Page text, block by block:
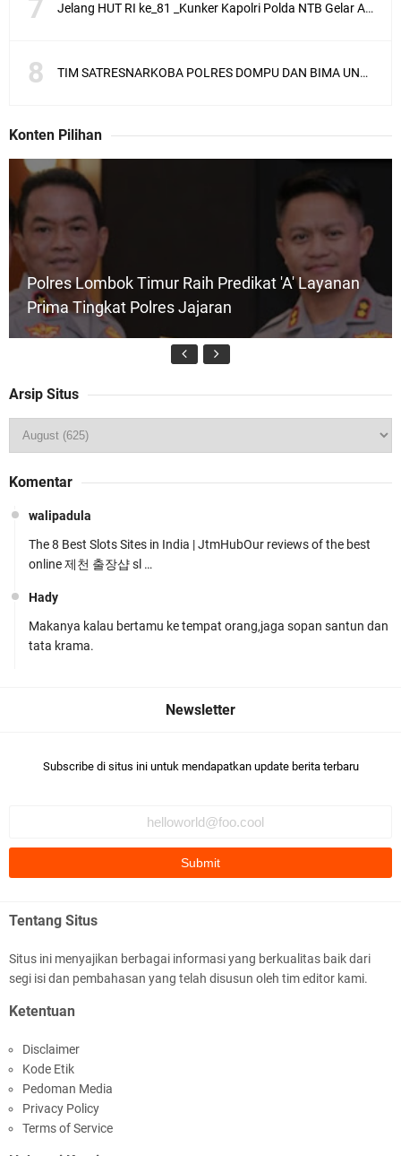
Jelang HUT RI ke_81 _Kunker Kapolri Polda NTB Gelar Apel Siaga Kamtibmas Serentak
TIM SATRESNARKOBA POLRES DOMPU DAN BIMA UNGKAP KASUS NARKOBA VIA JASA PENGIRIMAN BARANG JNE
Konten Pilihan
Polres Lombok Timur Raih Predikat 'A' Layanan
Prima Tingkat Polres Jajaran
Wilayah Lombok Tengah
Kapolsek Gunungsari Resmi Diganti ,AKP Imran
Ditlantas Polda NTB Edukasi Tertib Berlalu di
Pelajar SMPN 1 Gerung
Arsip Situs
Komentar
walipadula
The 8 Best Slots Sites in India | JtmHubOur reviews of the best
online 제천 출장샵 sl …
Hady
Makanya kalau bertamu ke tempat orang,jaga sopan santun dan
tata krama.
Subscribe di situs ini untuk mendapatkan update berita terbaru
Tentang Situs
Situs ini menyajikan berbagai informasi yang berkualitas baik dari
segi isi dan pembahasan yang telah disusun oleh tim editor kami.
Ketentuan
Disclaimer
Kode Etik
Pedoman Media
Privacy Policy
Terms of Service